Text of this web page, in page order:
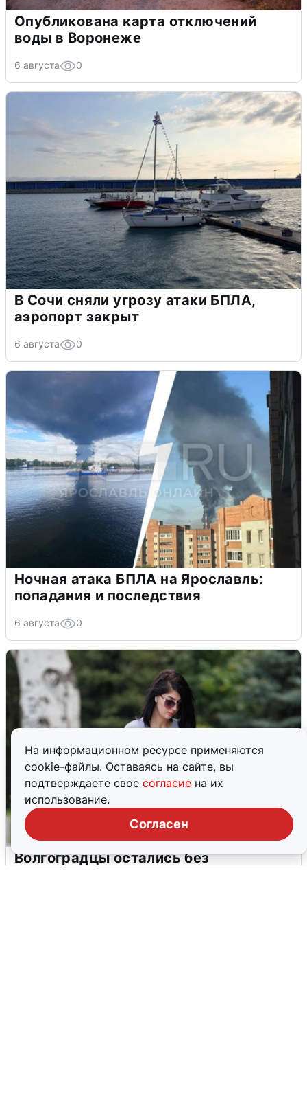
На информационном ресурсе применяются
cookie-файлы. Оставаясь на сайте, вы
подтверждаете свое согласие на их
использование.
Согласен
Опубликована карта отключений
воды в Воронеже
6 августа 0
В Сочи сняли угрозу атаки БПЛА,
аэропорт закрыт
6 августа 0
Ночная атака БПЛА на Ярославль:
попадания и последствия
6 августа 0
Волгоградцы остались без